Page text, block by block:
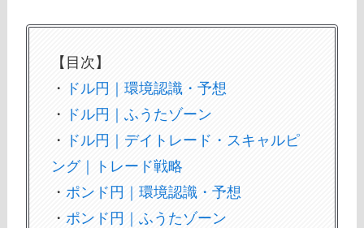
【目次】
・
ドル円｜環境認識・予想
・
ドル円｜ふうたゾーン
・
ドル円｜デイトレード・スキャルピ
ング｜トレード戦略
・ポンド円｜環境認識・予想
・ポンド円｜ふうたゾーン